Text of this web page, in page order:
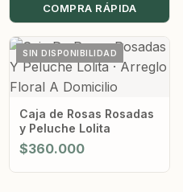
COMPRA RÁPIDA
SIN DISPONIBILIDAD
Caja de Rosas Rosadas
y Peluche Lolita
$360.000